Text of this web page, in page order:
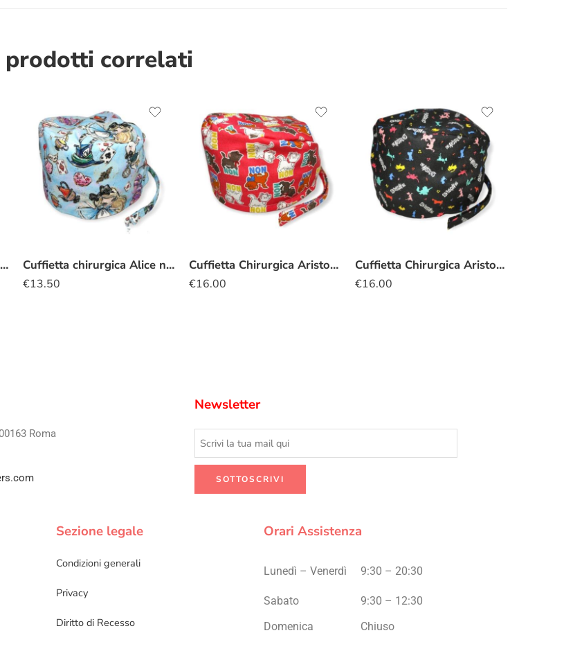
prodotti correlati
Cuffietta chirurgica Alice nel Paese delle Meraviglie turchese Cuffietta chirurgica Alice nel Paese delle Meraviglie azzurro
€13.50
Cuffietta Chirurgica Aristogatti gattini
€16.00
Cuffietta Chirurgica Aristogatti all that jazz
€16.00
Roma
Newsletter
Sezione legale
Condizioni generali
Privacy
Diritto di Recesso
Orari Assistenza
Lunedì – Venerdì 9:30 – 20:30
Sabato 9:30 – 12:30
Domenica Chiuso